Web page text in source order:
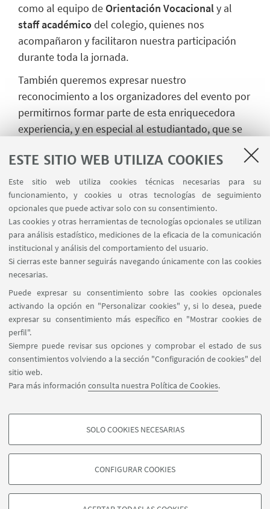
ESTE SITIO WEB UTILIZA COOKIES
Este sitio web utiliza cookies técnicas necesarias para su
funcionamiento, y cookies u otras tecnologías de seguimiento
opcionales que puede activar solo con su consentimiento.
Las cookies y otras herramientas de tecnologías opcionales se utilizan
para análisis estadístico, mediciones de la eficacia de la comunicación
institucional y análisis del comportamiento del usuario.
Si cierras este banner seguirás navegando únicamente con las cookies
necesarias.
Puede expresar su consentimiento sobre las cookies opcionales
activando la opción en "Personalizar cookies" y, si lo desea, puede
expresar su consentimiento más específico en "Mostrar cookies de
perfil".
Siempre puede revisar sus opciones y comprobar el estado de sus
consentimientos volviendo a la sección "Configuración de cookies" del
sitio web.
Para más información consulta nuestra Política de Cookies.
COOKIES DE PERFIL - OPCIONALES
usuarios, crear perfiles basados en su comportamiento en el sitio web, para
análisis de marketing.
SOLO COOKIES NECESARIAS
CONFIGURAR COOKIES
como al equipo de Orientación Vocacionaly al
staff académicodel colegio, quienes nos
acompañaron y facilitaron nuestra participación
durante toda la jornada.
También queremos expresar nuestro
reconocimiento a los organizadores del evento por
permitirnos formar parte de esta enriquecedora
experiencia, y en especial al estudiantado, que se
propuesta educativa de UNIBO.
Eventos como este refuerzan nuestro compromiso
con la formación de nuevas generaciones,
promoviendo una educación de calidad, con visión
global y centrada en el desarrollo personal y
profesional de cada estudiante.
Buenos Aires - Argentina
(+54-11) 6009-2587
©Copyright 2026 - ALMA MATER STUDIORUM - Università di